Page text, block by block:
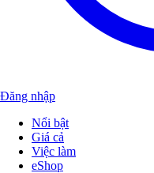
Đăng nhập
Nổi bật
Giá cả
Việc làm
eShop